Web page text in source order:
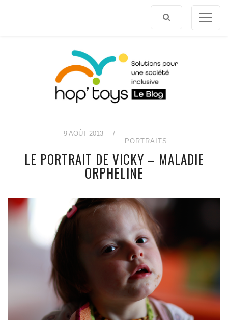
9 AOÛT 2013
/
PORTRAITS
LE PORTRAIT DE VICKY – MALADIE
ORPHELINE